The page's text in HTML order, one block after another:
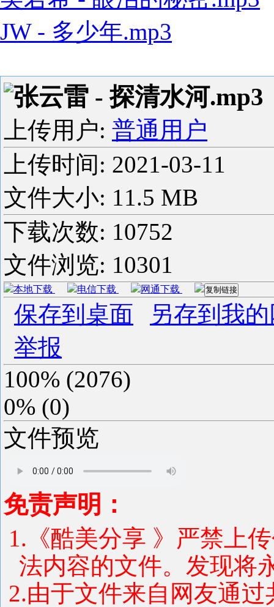
JW - 多少年.mp3
张云雷 - 探清水河.mp3
上传用户: 普通用户
上传时间: 2021-03-11
文件大小: 11.5 MB
下载次数: 10752
文件浏览: 10301
本地下载 电信下载 网通下载 复制链接
保存到桌面
另存到我
举报
100% (2076)
0% (0)
文件预览
免责声明：
1.《酷美分享 》严禁上
法内容的文件。发现将
2.由于文件来自网友通